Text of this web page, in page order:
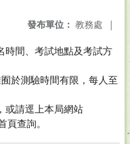
發布單位： 教務處 |
時間、考試地點及考試方
於測驗時間有限，每人至
或請逕上本局網站
查詢。